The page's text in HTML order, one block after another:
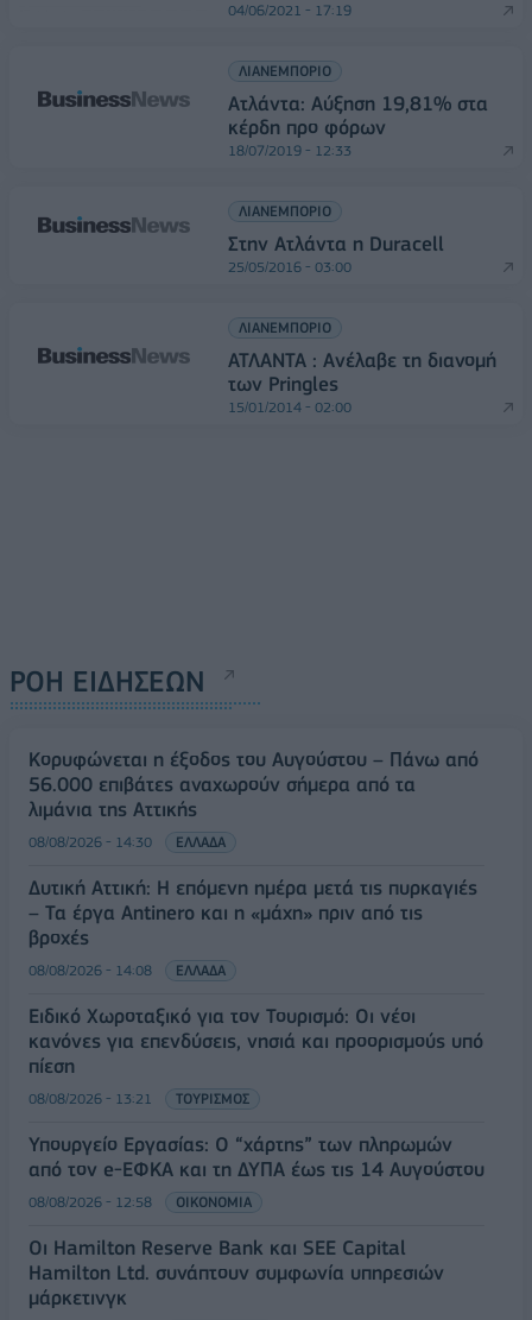
04/06/2021 - 17:19
ΛΙΑΝΕΜΠΟΡΙΟ
Ατλάντα: Αύξηση 19,81% στα
κέρδη προ φόρων
18/07/2019 - 12:33
ΛΙΑΝΕΜΠΟΡΙΟ
Στην Ατλάντα η Duracell
25/05/2016 - 03:00
ΛΙΑΝΕΜΠΟΡΙΟ
ΑΤΛΑΝΤΑ : Ανέλαβε τη διανομή
των Pringles
15/01/2014 - 02:00
ΡΟΗ ΕΙΔΗΣΕΩΝ
Κορυφώνεται η έξοδος του Αυγούστου – Πάνω από
56.000 επιβάτες αναχωρούν σήμερα από τα
λιμάνια της Αττικής
08/08/2026 - 14:30 ΕΛΛΑΔΑ
Δυτική Αττική: Η επόμενη ημέρα μετά τις πυρκαγιές
– Τα έργα Antinero και η «μάχη» πριν από τις
βροχές
08/08/2026 - 14:08 ΕΛΛΑΔΑ
Ειδικό Χωροταξικό για τον Τουρισμό: Οι νέοι
κανόνες για επενδύσεις, νησιά και προορισμούς υπό
πίεση
08/08/2026 - 13:21 ΤΟΥΡΙΣΜΟΣ
Υπουργείο Εργασίας: Ο “χάρτης” των πληρωμών
από τον e-ΕΦΚΑ και τη ΔΥΠΑ έως τις 14 Αυγούστου
08/08/2026 - 12:58 ΟΙΚΟΝΟΜΙΑ
Οι Hamilton Reserve Bank και SEE Capital
Hamilton Ltd. συνάπτουν συμφωνία υπηρεσιών
μάρκετινγκ